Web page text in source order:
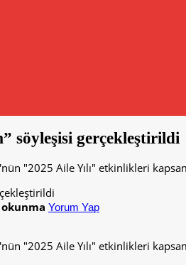
söyleşisi gerçekleştirildi
"2025 Aile Yılı" etkinlikleri
okunma Yorum Yap
"2025 Aile Yılı" etkinlikleri